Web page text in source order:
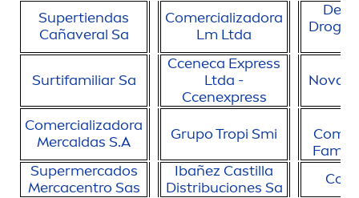
Supertiendas
Cañaveral Sa
Comercializadora
Lm Ltda
Surtifamiliar Sa
Cceneca Express
Ltda -
Ccenexpress
Comercializadora
Mercaldas S.A
Grupo Tropi Smi
Supermercados
Mercacentro Sas
Ibañez Castilla
Distribuciones Sa